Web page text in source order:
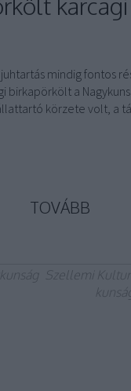
mindig fontos
birkapörkölt a
körzete volt, a
TOVÁBB
Szellemi